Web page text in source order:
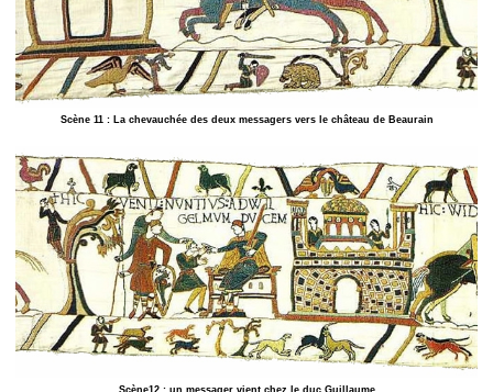
Scène 11 : La chevauchée des deux messagers vers le château de Beaurain
Scène12 : un messager vient chez le duc Guillaume